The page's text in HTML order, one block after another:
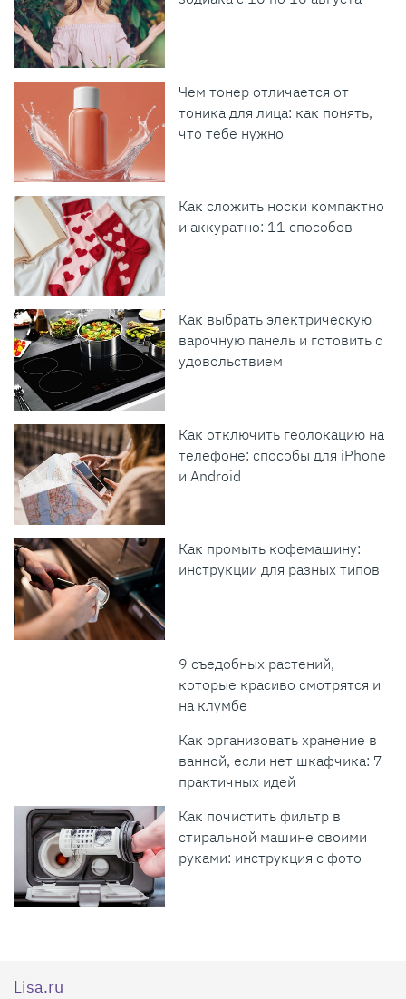
Чем тонер отличается от
тоника для лица: как понять,
что тебе нужно
Как сложить носки компактно
и аккуратно: 11 способов
Как выбрать электрическую
варочную панель и готовить с
удовольствием
Как отключить геолокацию на
телефоне: способы для iPhone
и Android
Как промыть кофемашину:
инструкции для разных типов
9 съедобных растений,
которые красиво смотрятся и
на клумбе
Как организовать хранение в
ванной, если нет шкафчика: 7
практичных идей
Как почистить фильтр в
стиральной машине своими
руками: инструкция с фото
Lisa.ru